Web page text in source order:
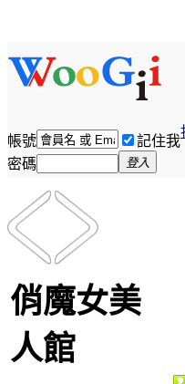
帳號 記住我
密碼 登入
俏魔女美
人館